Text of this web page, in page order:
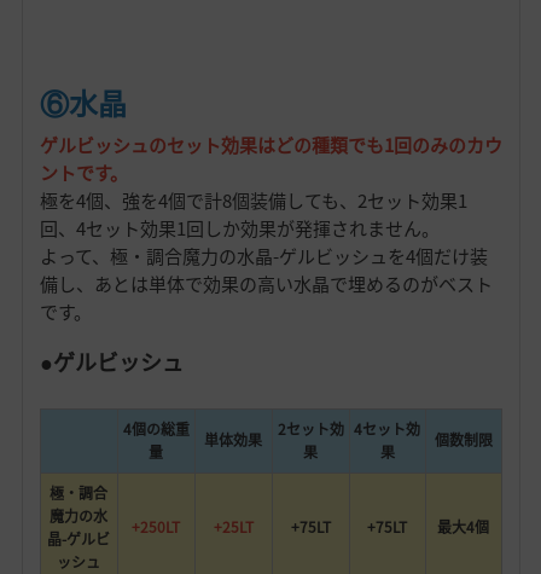
⑥水晶
ゲルビッシュのセット効果はどの種類でも1回のみのカウ
ントです。
極を4個、強を4個で計8個装備しても、2セット効果1
回、4セット効果1回しか効果が発揮されません。
よって、極・調合魔力の水晶-ゲルビッシュを4個だけ装
備し、あとは単体で効果の高い水晶で埋めるのがベスト
です。
●ゲルビッシュ
4個の総重
量
単体効果
2セット効
果
4セット効
果
個数制限
極・調合
魔力の水
晶-ゲルビ
ッシュ
+250LT +25LT +75LT +75LT 最大4個